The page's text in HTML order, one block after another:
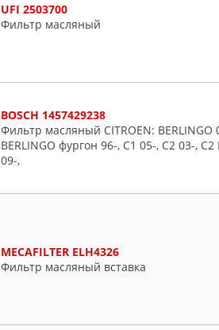
UFI 2503700
Фильтр масляный
BOSCH 1457429238
Фильтр масляный CITROEN: BERLINGO
BERLINGO фургон 96-, C1 05-, C2 03-,
09-,
MECAFILTER ELH4326
Фильтр масляный вставка